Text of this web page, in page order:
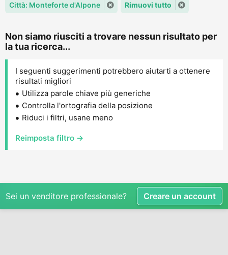
Città: Monteforte d'Alpone Rimuovi tutto
Non siamo riusciti a trovare nessun risultato per
la tua ricerca...
I seguenti suggerimenti potrebbero aiutarti a ottenere
risultati migliori
Utilizza parole chiave più generiche
Controlla l'ortografia della posizione
Riduci i filtri, usane meno
Reimposta filtro →
Sei un venditore professionale? Creare un account